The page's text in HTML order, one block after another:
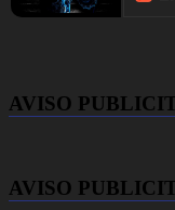
AVISO
AVISO